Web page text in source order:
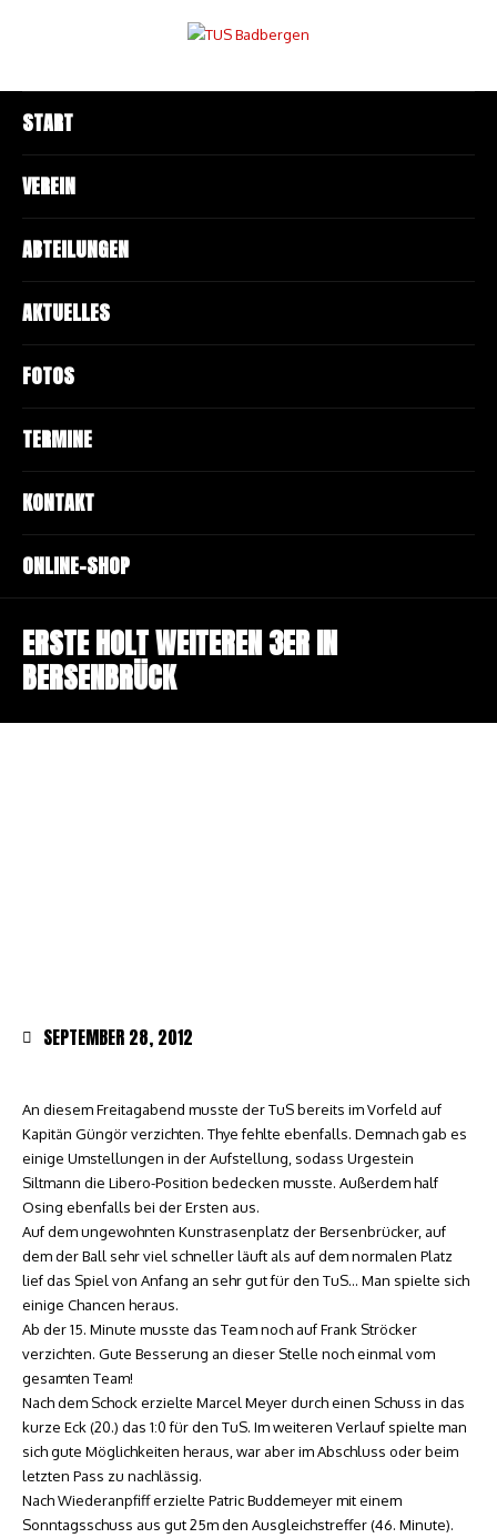
START
VEREIN
ABTEILUNGEN
AKTUELLES
FOTOS
TERMINE
KONTAKT
ONLINE-SHOP
ERSTE HOLT WEITEREN 3ER IN
BERSENBRÜCK
SEPTEMBER 28, 2012
An diesem Freitagabend musste der TuS bereits im Vorfeld auf
Kapitän Güngör verzichten. Thye fehlte ebenfalls. Demnach gab es
einige Umstellungen in der Aufstellung, sodass Urgestein
Siltmann die Libero-Position bedecken musste. Außerdem half
Osing ebenfalls bei der Ersten aus.
Auf dem ungewohnten Kunstrasenplatz der Bersenbrücker, auf
dem der Ball sehr viel schneller läuft als auf dem normalen Platz
lief das Spiel von Anfang an sehr gut für den TuS… Man spielte sich
einige Chancen heraus.
Ab der 15. Minute musste das Team noch auf Frank Ströcker
verzichten. Gute Besserung an dieser Stelle noch einmal vom
gesamten Team!
Nach dem Schock erzielte Marcel Meyer durch einen Schuss in das
kurze Eck (20.) das 1:0 für den TuS. Im weiteren Verlauf spielte man
sich gute Möglichkeiten heraus, war aber im Abschluss oder beim
letzten Pass zu nachlässig.
Nach Wiederanpfiff erzielte Patric Buddemeyer mit einem
Sonntagsschuss aus gut 25m den Ausgleichstreffer (46. Minute).